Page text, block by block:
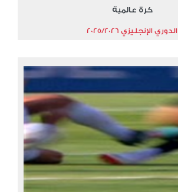
كرة عالمية
الدوري الإنجليزي 2025/2026